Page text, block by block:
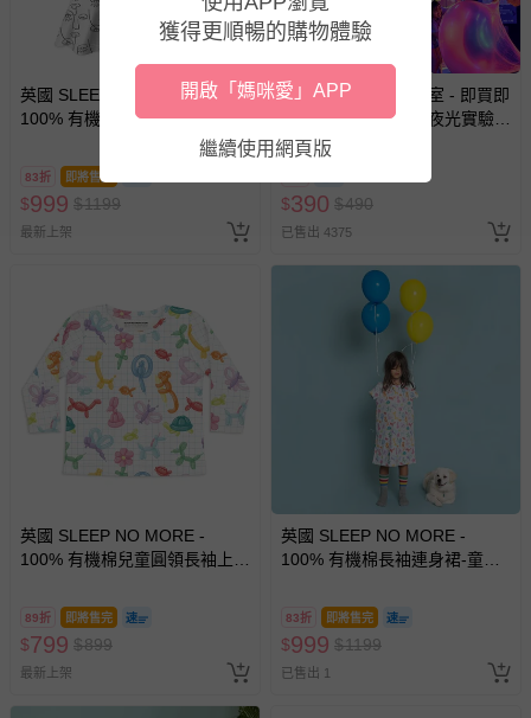
英國 SLEEP NO MORE -
100% 有機棉長袖連身裙-簡筆
83折 即將售完
$999 $1199
最新上架
UNIQUE史萊姆實驗室 - 即買即
用【UNIQUE史萊姆夜光實驗室
@ 台北科教館 】2026/6/11-
人小孩均一價(3歲以上需購票))
$390 $490
已售出 4375
英國 SLEEP NO MORE -
100% 有機棉兒童圓領長袖上
89折 即將售完
$799 $899
最新上架
英國 SLEEP NO MORE -
100% 有機棉長袖連身裙-童趣
83折 即將售完
$999 $1199
已售出 1
獲得更順暢的購物體驗
開啟「媽咪愛」APP
繼續使用網頁版